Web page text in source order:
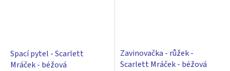
Spací pytel - Scarlett
Mráček - béžová
Zavinovačka - růžek -
Scarlett Mráček - béžová